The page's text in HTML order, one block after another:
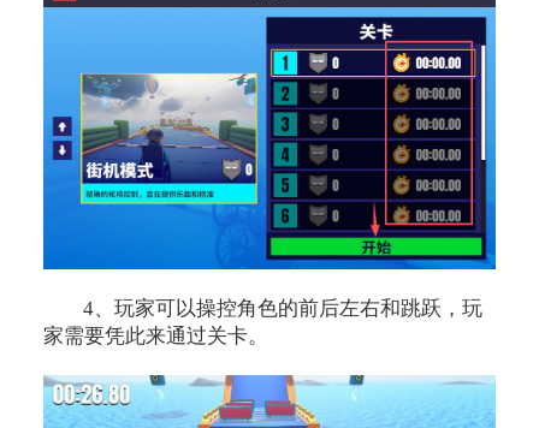
4、玩家可以操控角色的前后左右和跳跃，玩
家需要凭此来通过关卡。